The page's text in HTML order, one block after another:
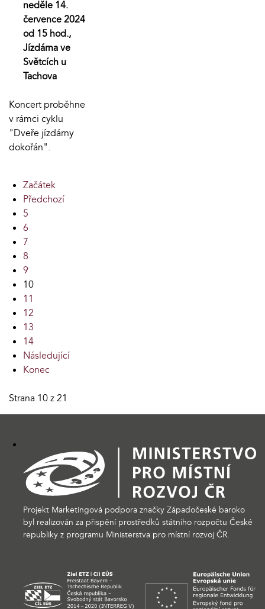
neděle 14.
července 2024
od 15 hod.,
Jízdárna ve
Světcích u
Tachova
Koncert proběhne
v rámci cyklu
"Dveře jízdárny
dokořán".
Začátek
Předchozí
5
6
7
8
9
10
11
12
13
14
Následující
Konec
Strana 10 z 21
Projekt Marketingová podpora značky Západočeské baroko
byl realizován za přispění prostředků státního rozpočtu České
republiky z programu Ministerstva pro místní rozvoj ČR.